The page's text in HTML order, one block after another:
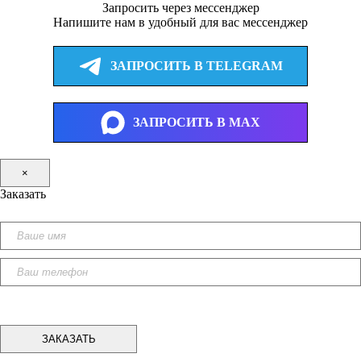
Запросить через мессенджер
Напишите нам в удобный для вас мессенджер
ЗАПРОСИТЬ В TELEGRAM
ЗАПРОСИТЬ В MAX
×
Заказать